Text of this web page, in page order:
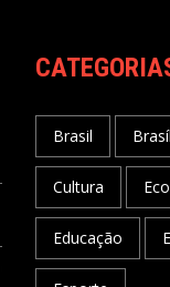
Brasil
Cultura
Educação